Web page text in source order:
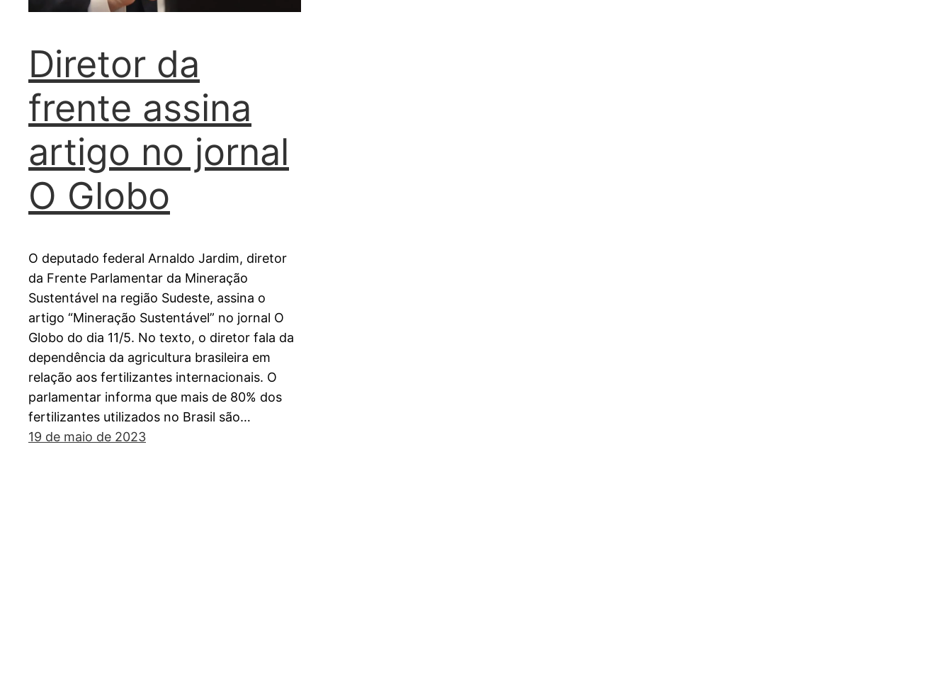
Diretor da
frente assina
artigo no jornal
O Globo
O deputado federal Arnaldo Jardim, diretor
da Frente Parlamentar da Mineração
Sustentável na região Sudeste, assina o
artigo “Mineração Sustentável” no jornal O
Globo do dia 11/5. No texto, o diretor fala da
dependência da agricultura brasileira em
relação aos fertilizantes internacionais. O
parlamentar informa que mais de 80% dos
fertilizantes utilizados no Brasil são…
19 de maio de 2023